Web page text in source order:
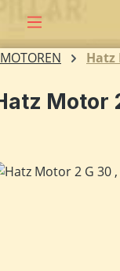
MOTOREN Hatz
Motor